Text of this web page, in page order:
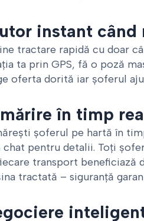
instant când
tractare rapidă cu doar
ta prin GPS, fă o poză
oferta dorită iar șoferul
în timp
șoferul pe hartă în
chat pentru detalii. Toți
transport beneficiază
tractată – siguranță